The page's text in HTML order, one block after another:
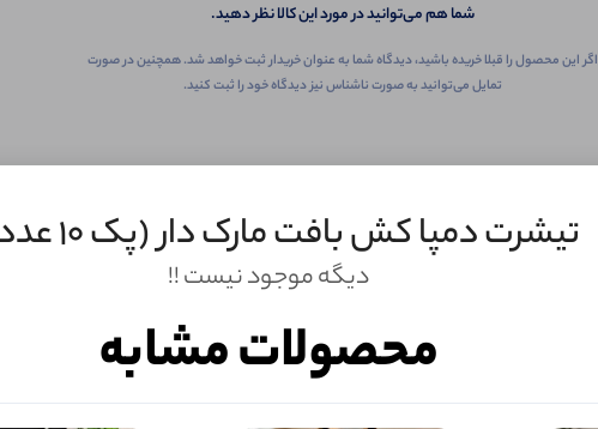
شما هم می‌توانید در مورد این کالا نظر دهید.
اگر این محصول را قبلا خریده باشید، دیدگاه شما به عنوان خریدار ثبت خواهد شد. همچنین در صورت
تمایل می‌توانید به صورت ناشناس نیز دیدگاه خود را ثبت کنید.
تیشرت دمپا کش بافت مارک دار (پک 10 عددی)
دیگه موجود نیست !!
محصولات مشابه